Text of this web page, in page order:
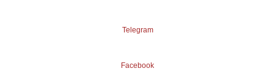
Telegram
Facebook